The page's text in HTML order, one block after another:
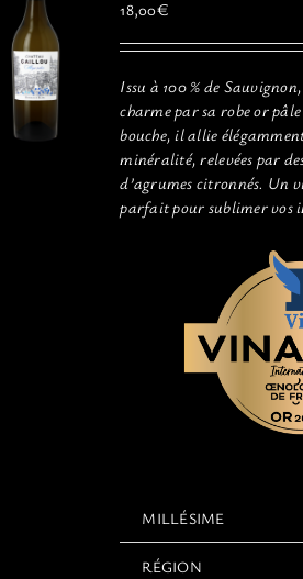
18,00€
Issu à 100 % de
charme par sa robe or
bouche, il allie
minéralité, relevées par
d’agrumes citronnés. Un
parfait pour sublimer vos
MILLÉSIME
RÉGION